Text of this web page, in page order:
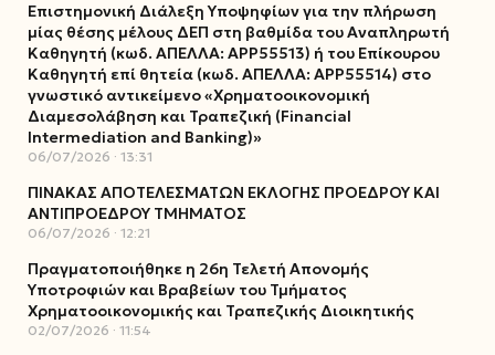
Επιστημονική Διάλεξη Υποψηφίων για την πλήρωση
μίας θέσης μέλους ΔΕΠ στη βαθμίδα του Αναπληρωτή
Καθηγητή (κωδ. ΑΠΕΛΛΑ: ΑΡΡ55513) ή του Επίκουρου
Καθηγητή επί θητεία (κωδ. ΑΠΕΛΛΑ: ΑΡΡ55514) στο
γνωστικό αντικείμενο «Χρηματοοικονομική
Διαμεσολάβηση και Τραπεζική (Financial
Intermediation and Banking)»
06/07/2026 13:31
ΠΙΝΑΚΑΣ ΑΠΟΤΕΛΕΣΜΑΤΩΝ ΕΚΛΟΓΗΣ ΠΡΟΕΔΡΟΥ ΚΑΙ
ΑΝΤΙΠΡΟΕΔΡΟΥ ΤΜΗΜΑΤΟΣ
06/07/2026 12:21
Πραγματοποιήθηκε η 26η Τελετή Απονομής
Υποτροφιών και Βραβείων του Τμήματος
Χρηματοοικονομικής και Τραπεζικής Διοικητικής
02/07/2026 11:54